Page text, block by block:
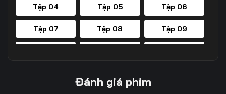
Tập 04 Tập 05 Tập 06
Tập 07 Tập 08 Tập 09
Đánh giá phim